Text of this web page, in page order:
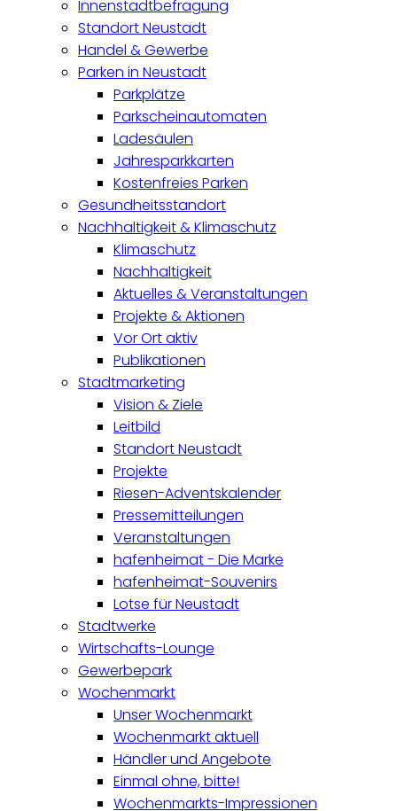
Innenstadtbefragung
Standort Neustadt
Handel & Gewerbe
Parken in Neustadt
Parkplätze
Parkscheinautomaten
Ladesäulen
Jahresparkkarten
Kostenfreies Parken
Gesundheitsstandort
Nachhaltigkeit & Klimaschutz
Klimaschutz
Nachhaltigkeit
Aktuelles & Veranstaltungen
Projekte & Aktionen
Vor Ort aktiv
Publikationen
Stadtmarketing
Vision & Ziele
Leitbild
Standort Neustadt
Projekte
Riesen-Adventskalender
Pressemitteilungen
Veranstaltungen
hafenheimat - Die Marke
hafenheimat-Souvenirs
Lotse für Neustadt
Stadtwerke
Wirtschafts-Lounge
Gewerbepark
Wochenmarkt
Unser Wochenmarkt
Wochenmarkt aktuell
Händler und Angebote
Einmal ohne, bitte!
Wochenmarkts-Impressionen